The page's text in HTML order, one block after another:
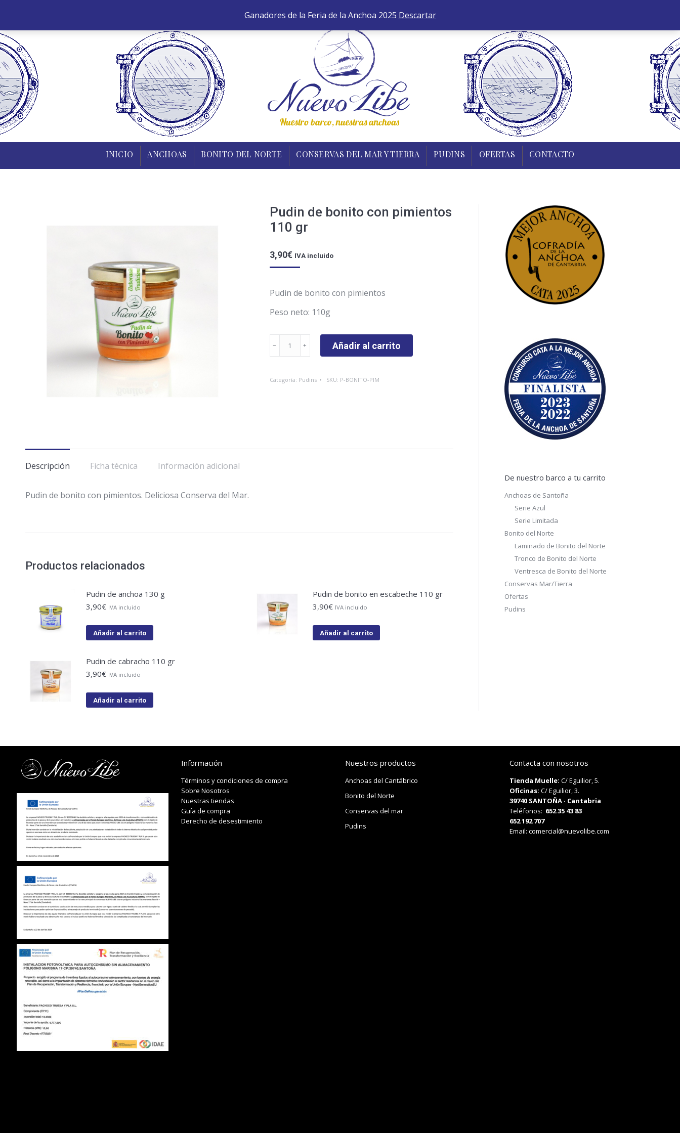
INICIO ANCHOAS BONITO DEL NORTE CONSERVAS DEL MAR Y TIERRA PUDINS OFERTAS CONTACTO
Pudin de bonito con pimientos
110 gr
3,90€ IVA incluido
Pudin de bonito con pimientos
Peso neto: 110g
Pudin
de
con
Añadir al carrito
Categoría: Pudins SKU: P-BONITO-PIM
Descripción Ficha técnica Información adicional
Pudin de bonito con pimientos. Deliciosa Conserva del Mar.
Productos relacionados
Pudin de anchoa 130 g
3,90€ IVA incluido
Añadir al carrito
Pudin de bonito en escabeche 110 gr
3,90€ IVA incluido
Añadir al carrito
Pudin de cabracho 110 gr
3,90€ IVA incluido
Añadir al carrito
De nuestro barco a tu carrito
Anchoas de Santoña
Serie Azul
Serie Limitada
Bonito del Norte
Laminado de Bonito del Norte
Tronco de Bonito del Norte
Ventresca de Bonito del Norte
Conservas Mar/Tierra
Ofertas
Pudins
Información
Términos y condiciones de compra
Sobre Nosotros
Nuestras tiendas
Guía de compra
Derecho de desestimiento
Nuestros productos
Anchoas del Cantábrico
Bonito del Norte
Conservas del mar
Pudins
Contacta con nosotros
Tienda Muelle: C/ Eguilior, 5.
Oficinas: C/ Eguilior, 3.
39740 SANTOÑA · Cantabria
Teléfonos: 652 35 43 83
652 192 707
Email: comercial@nuevolibe.com
Ganadores de la Feria de la Anchoa 2025 Descartar
ANCHOAS BONITO DEL NORTE CONSERVAS DEL MAR Y TIERRA